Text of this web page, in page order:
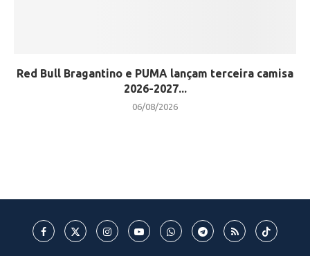
Red Bull Bragantino e PUMA lançam terceira camisa
2026-2027...
06/08/2026